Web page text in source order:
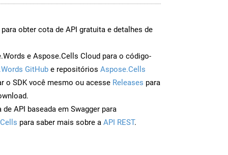
para obter cota de API gratuita e detalhes de
e Aspose.Cells Cloud para o código-
GitHub e repositórios Aspose.Cells
o SDK você mesmo ou acesse Releases para
API baseada em Swagger para
para saber mais sobre a API REST.